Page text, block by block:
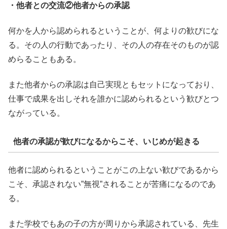
・他者との交流②他者からの承認
何かを人から認められるということが、何よりの歓びにな
る。その人の行動であったり、その人の存在そのものが認
めらることもある。
また他者からの承認は自己実現ともセットになっており、
仕事で成果を出しそれを誰かに認められるという歓びとつ
ながっている。
他者の承認が歓びになるからこそ、いじめが起きる
他者に認められるということがこの上ない歓びであるから
こそ、承認されない”無視”されることが苦痛になるのであ
る。
また学校でもあの子の方が周りから承認されている、先生